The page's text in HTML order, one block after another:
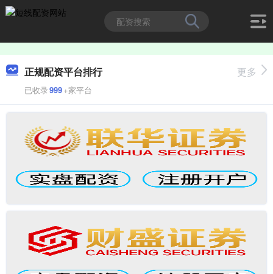
正规配资平台排行
已收录999+家平台
更多